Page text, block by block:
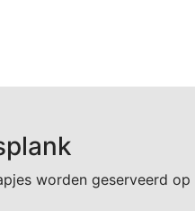
worden geserveerd op